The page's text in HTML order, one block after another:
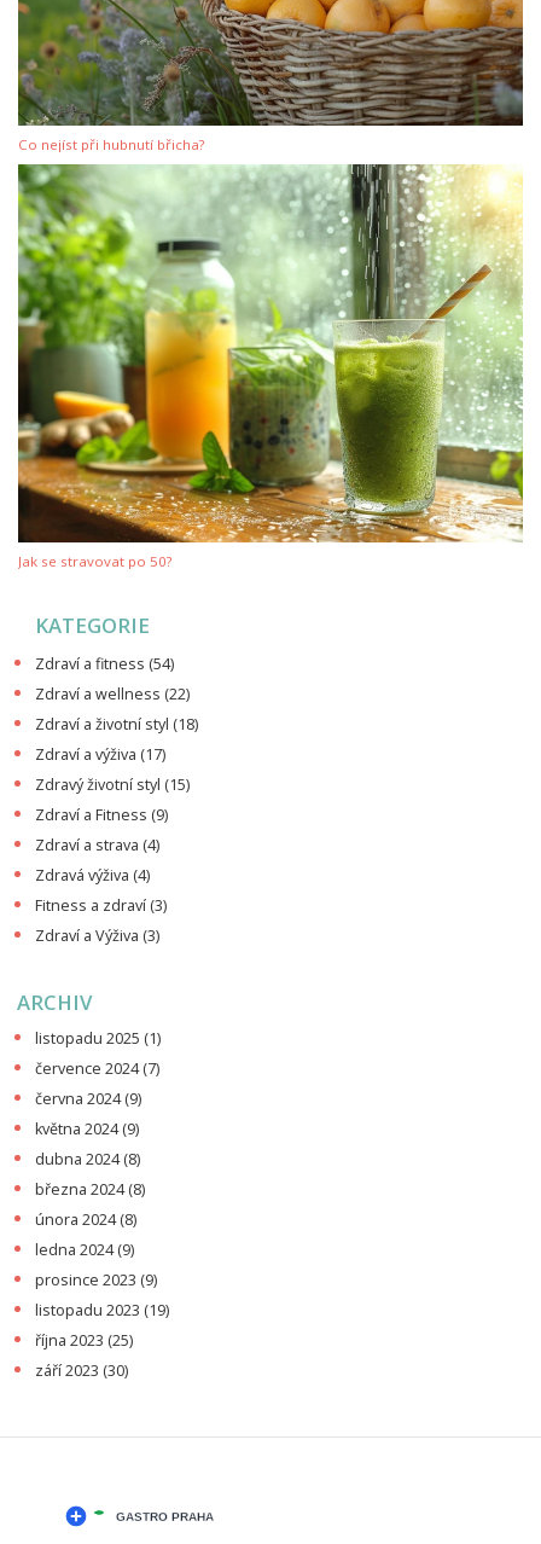
Co nejíst při hubnutí břicha?
Jak se stravovat po 50?
KATEGORIE
Zdraví a fitness (54)
Zdraví a wellness (22)
Zdraví a životní styl (18)
Zdraví a výživa (17)
Zdravý životní styl (15)
Zdraví a Fitness (9)
Zdraví a strava (4)
Zdravá výživa (4)
Fitness a zdraví (3)
Zdraví a Výživa (3)
ARCHIV
listopadu 2025 (1)
července 2024(7)
června 2024(9)
května 2024(9)
dubna 2024(8)
března 2024(8)
února 2024(8)
ledna 2024(9)
prosince 2023 (9)
listopadu 2023 (19)
října 2023 (25)
září 2023 (30)